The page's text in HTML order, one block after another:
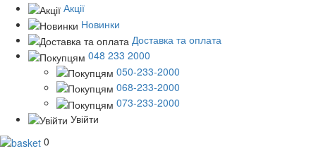
Акції
Новинки
Доставка та оплата
048 233 2000
050-233-2000
068-233-2000
073-233-2000
Увійти
0